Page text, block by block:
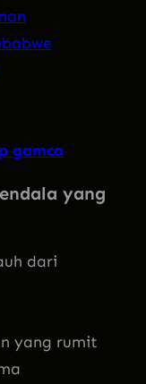
gamca
yang
dari
yang rumit